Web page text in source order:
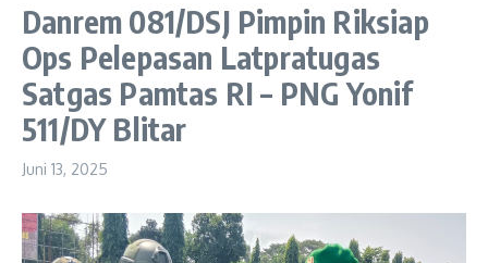
Danrem 081/DSJ Pimpin Riksiap
Ops Pelepasan Latpratugas
Satgas Pamtas RI – PNG Yonif
511/DY Blitar
Juni 13, 2025